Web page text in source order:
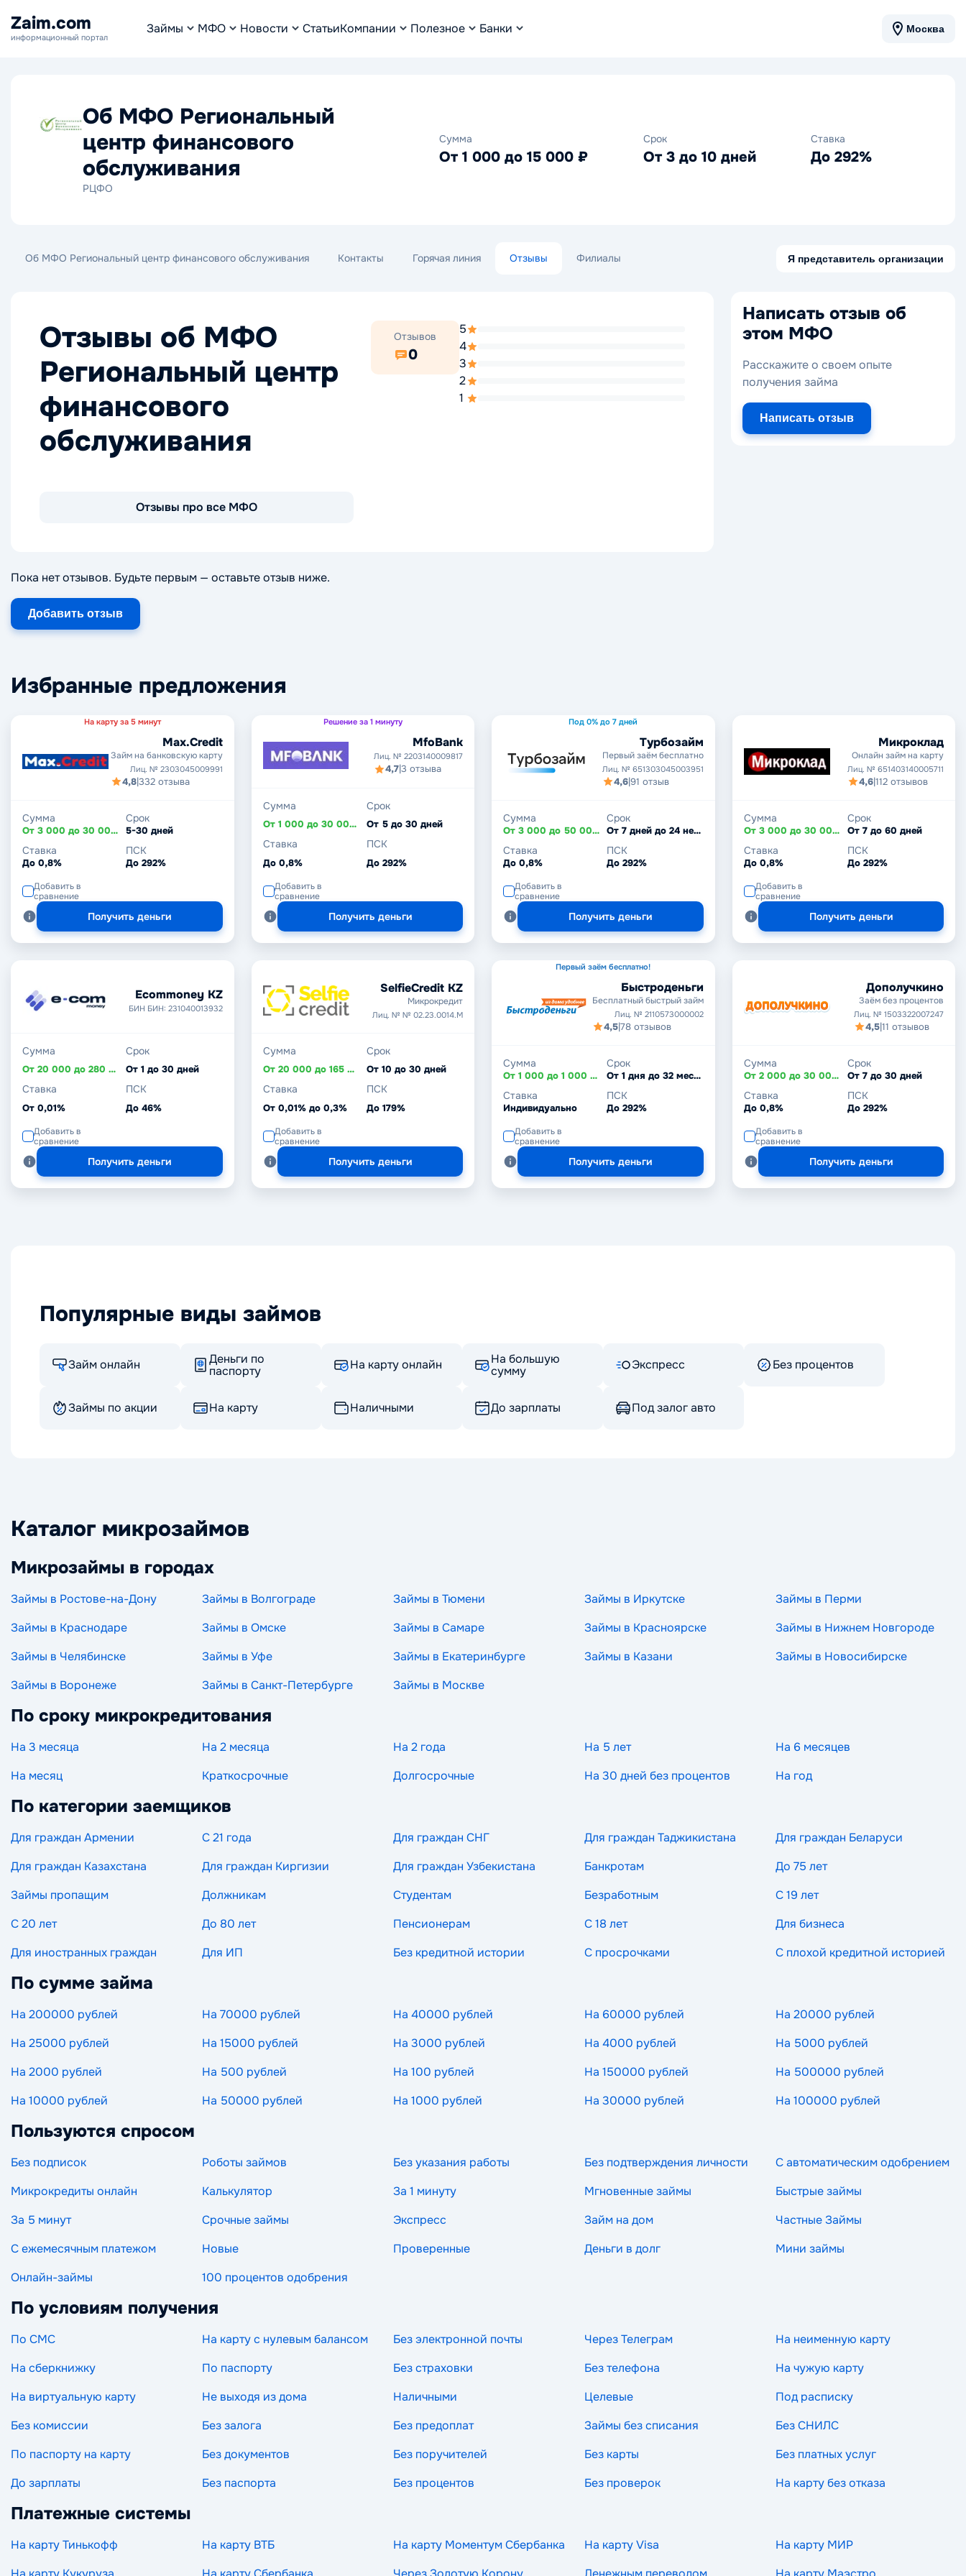
Zaim.com
информационный портал
Займы МФО Новости СтатьиКомпании Полезное Банки Москва
Об МФО Региональный
центр финансового
обслуживания
РЦФО
Сумма
От 1 000 до 15 000 ₽
Срок
От 3 до 10 дней
Ставка
До 292%
Об МФО Региональный центр финансового обслуживания Контакты Горячая линия Отзывы Филиалы Я представитель организации
Отзывы об МФО
Региональный центр
финансового
обслуживания
Отзывы про все МФО
Отзывов
0
5
4
3
2
1
Пока нет отзывов. Будьте первым — оставьте отзыв ниже.
Добавить отзыв
Написать отзыв об
этом МФО
Расскажите о своем опыте
получения займа
Написать отзыв
Избранные предложения
На карту за 5 минут
Max.Credit
Займ на банковскую карту
Лиц. № 2303045009991
4,8|332 отзыва
Сумма
От 3 000 до 30 000 ₽
Срок
5-30 дней
Ставка
До 0,8%
ПСК
До 292%
Добавить в
сравнение
Получить деньги
Решение за 1 минуту
MfoBank
Лиц. № 2203140009817
4,7|3 отзыва
Сумма
От 1 000 до 30 000 ₽
Срок
От 5 до 30 дней
Ставка
До 0,8%
ПСК
До 292%
Добавить в
сравнение
Получить деньги
Под 0% до 7 дней
Турбозайм
Первый заём бесплатно
Лиц. № 651303045003951
4,6|91 отзыв
Сумма
От 3 000 до 50 000 ₽
Срок
От 7 дней до 24 недель
Ставка
До 0,8%
ПСК
До 292%
Добавить в
сравнение
Получить деньги
Микроклад
Онлайн займ на карту
Лиц. № 651403140005711
4,6|112 отзывов
Сумма
От 3 000 до 30 000 ₽
Срок
От 7 до 60 дней
Ставка
До 0,8%
ПСК
До 292%
Добавить в
сравнение
Получить деньги
Ecommoney KZ
БИН БИН: 231040013932
Сумма
От 20 000 до 280 000 ₸
Срок
От 1 до 30 дней
Ставка
От 0,01%
ПСК
До 46%
Добавить в
сравнение
Получить деньги
SelfieCredit KZ
Микрокредит
Лиц. № № 02.23.0014.М
Сумма
От 20 000 до 165 000 ₸
Срок
От 10 до 30 дней
Ставка
От 0,01% до 0,3%
ПСК
До 179%
Добавить в
сравнение
Получить деньги
Первый заём бесплатно!
Быстроденьги
Бесплатный быстрый займ
Лиц. № 2110573000002
4,5|78 отзывов
Сумма
От 1 000 до 1 000 000 ₽
Срок
От 1 дня до 32 месяцев
Ставка
Индивидуально
ПСК
До 292%
Добавить в
сравнение
Получить деньги
Дополучкино
Заём без процентов
Лиц. № 1503322007247
4,5|11 отзывов
Сумма
От 2 000 до 30 000 ₽
Срок
От 7 до 30 дней
Ставка
До 0,8%
ПСК
До 292%
Добавить в
сравнение
Получить деньги
Популярные виды займов
Займ онлайн
Деньги по
паспорту
На карту онлайн
На большую
сумму
Экспресс Без процентов
Займы по акции На карту Наличными До зарплаты Под залог авто
Каталог микрозаймов
Микрозаймы в городах
Займы в Ростове-на-Дону Займы в Волгограде Займы в Тюмени Займы в Иркутске
Займы в Перми
Займы в Краснодаре
Займы в Омске Займы в Самаре Займы в Красноярске
Займы в Нижнем Новгороде
Займы в Челябинске
Займы в Уфе Займы в Екатеринбурге Займы в Казани
Займы в Новосибирске
Займы в Воронеже
Займы в Санкт-Петербурге Займы в Москве
По сроку микрокредитования
На 3 месяца На 2 месяца На 2 года На 5 лет
На 6 месяцев
На месяц
Краткосрочные Долгосрочные На 30 дней без процентов На год
По категории заемщиков
Для граждан Армении С 21 года Для граждан СНГ Для граждан Таджикистана
Для граждан Беларуси
Для граждан Казахстана
Для граждан Киргизии Для граждан Узбекистана Банкротам
До 75 лет
Займы пропащим
Должникам Студентам Безработным
С 19 лет
С 20 лет
До 80 лет Пенсионерам С 18 лет
Для бизнеса
Для иностранных граждан
Для ИП Без кредитной истории С просрочками С плохой кредитной историей
По сумме займа
На 200000 рублей На 70000 рублей На 40000 рублей На 60000 рублей
На 20000 рублей
На 25000 рублей
На 15000 рублей На 3000 рублей На 4000 рублей
На 5000 рублей
На 2000 рублей
На 500 рублей На 100 рублей На 150000 рублей
На 500000 рублей
На 10000 рублей
На 50000 рублей На 1000 рублей На 30000 рублей На 100000 рублей
Пользуются спросом
Без подписок Роботы займов Без указания работы Без подтверждения личности
С автоматическим одобрением
Микрокредиты онлайн
Калькулятор За 1 минуту Мгновенные займы
Быстрые займы
За 5 минут
Срочные займы Экспресс Займ на дом
Частные Займы
С ежемесячным платежом
Новые Проверенные Деньги в долг
Мини займы
Онлайн-займы
100 процентов одобрения
По условиям получения
По СМС На карту с нулевым балансом Без электронной почты Через Телеграм
На неименную карту
На сберкнижку
По паспорту Без страховки Без телефона
На чужую карту
На виртуальную карту
Не выходя из дома Наличными Целевые
Под расписку
Без комиссии
Без залога Без предоплат Займы без списания
Без СНИЛС
По паспорту на карту
Без документов Без поручителей Без карты
Без платных услуг
До зарплаты
Без паспорта Без процентов Без проверок На карту без отказа
Платежные системы
На карту Тинькофф На карту ВТБ На карту Моментум Сбербанка На карту Visa
На карту МИР